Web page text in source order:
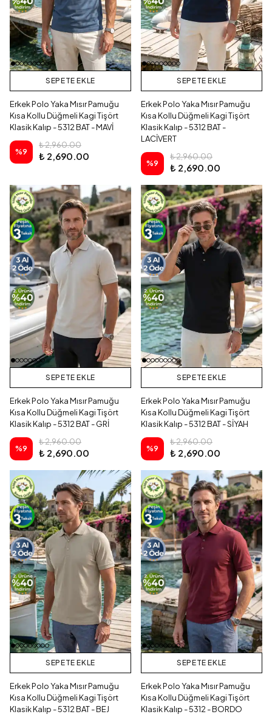
SEPETE EKLE
Erkek Polo Yaka Mısır Pamuğu
Kısa Kollu Düğmeli Kagi Tişört
Klasik Kalıp - 5312 BAT - MAVİ
%9
₺ 2,960.00
₺ 2,690.00
SEPETE EKLE
Erkek Polo Yaka Mısır Pamuğu
Kısa Kollu Düğmeli Kagi Tişört
Klasik Kalıp - 5312 BAT -
LACİVERT
%9
₺ 2,960.00
₺ 2,690.00
SEPETE EKLE
Erkek Polo Yaka Mısır Pamuğu
Kısa Kollu Düğmeli Kagi Tişört
Klasik Kalıp - 5312 BAT - GRİ
%9
₺ 2,960.00
₺ 2,690.00
SEPETE EKLE
Erkek Polo Yaka Mısır Pamuğu
Kısa Kollu Düğmeli Kagi Tişört
Klasik Kalıp - 5312 BAT - SİYAH
%9
₺ 2,960.00
₺ 2,690.00
SEPETE EKLE
Erkek Polo Yaka Mısır Pamuğu
Kısa Kollu Düğmeli Kagi Tişört
Klasik Kalıp - 5312 BAT - BEJ
SEPETE EKLE
Erkek Polo Yaka Mısır Pamuğu
Kısa Kollu Düğmeli Kagi Tişört
Klasik Kalıp - 5312 - BORDO